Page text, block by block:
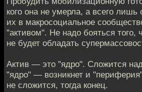
кого она не умерла, а всего
их в макросоциальное
"активом". Не надо бояться того,
не будет обладать
Актив — это "ядро". Сложится
"ядро" — возникнет и
не сложится, тогда конец.